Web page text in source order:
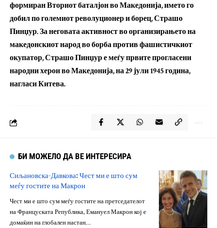
формиран Вториот баталјон во Македонија, името го
добил по големиот револуционер и борец, Страшо
Пинџур. За неговата активност во организирањето на
македонскиот народ во борба против фашистичкиот
окупатор, Страшо Пинџур е меѓу првите прогласени
народни херои во Македонија, на 29 јули 1945 година,
нагласи Китева.
БИ МОЖЕЛО ДА ВЕ ИНТЕРЕСИРА
Сиљановска-Давкова: Чест ми е што сум
меѓу гостите на Макрон
Чест ми е што сум меѓу гостите на претседателот
на Француската Република, Емануел Макрон кој е
домаќин на глобален настан…